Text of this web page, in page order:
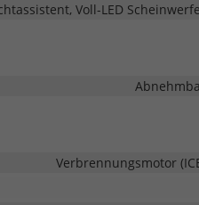
Voll-LED
Verbrennungsmotor